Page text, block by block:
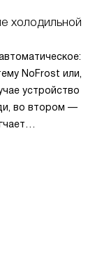
холодильной
NoFrost или,
устройство
во втором —